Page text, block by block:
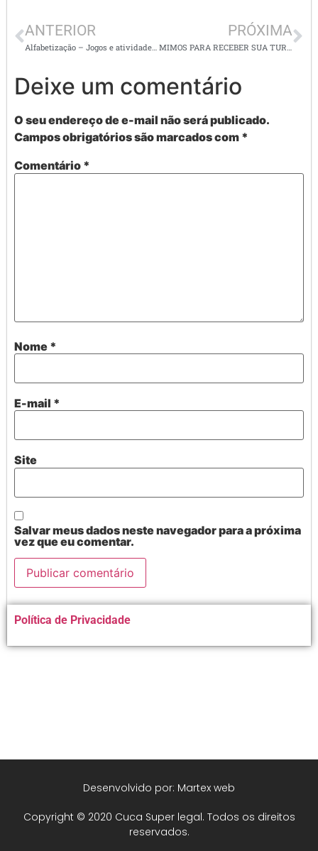
ANTERIOR
Alfabetização – Jogos e atividades super legais
PRÓXIMA
MIMOS PARA RECEBER SUA TURMINHA – Super faciéis de fazer e com moldes
Deixe um comentário
O seu endereço de e-mail não será publicado.
Campos obrigatórios são marcados com *
Comentário *
Nome *
E-mail *
Site
Salvar meus dados neste navegador para a próxima
vez que eu comentar.
Alternative:
Política de Privacidade
Copyright © 2020 Cuca Super legal. Todos os direitos
reservados.
Desenvolvido por: Martex web